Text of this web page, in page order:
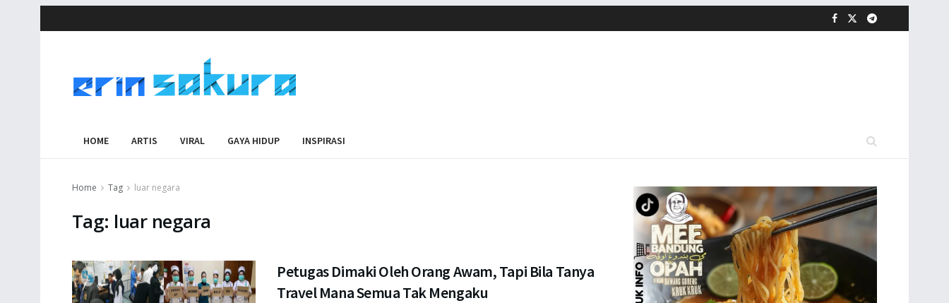
HOME ARTIS VIRAL GAYA HIDUP INSPIRASI
Home Tag luar negara
Tag: luar negara
Petugas Dimaki Oleh Orang Awam, Tapi Bila Tanya
Travel Mana Semua Tak Mengaku